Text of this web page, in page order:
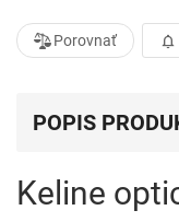
Porovnať
POPIS
Keline